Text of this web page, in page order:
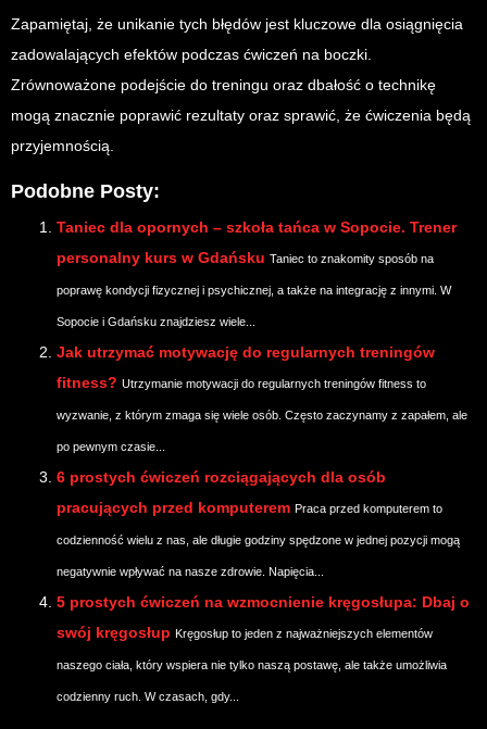
Zapamiętaj, że unikanie tych błędów jest kluczowe dla osiągnięcia
zadowalających efektów podczas ćwiczeń na boczki.
Zrównoważone podejście do treningu oraz dbałość o technikę
mogą znacznie poprawić rezultaty oraz sprawić, że ćwiczenia będą
przyjemnością.
Podobne Posty:
Taniec dla opornych – szkoła tańca w Sopocie. Trener
personalny kurs w Gdańsku Taniec to znakomity sposób na
poprawę kondycji fizycznej i psychicznej, a także na integrację z innymi. W
Sopocie i Gdańsku znajdziesz wiele...
Jak utrzymać motywację do regularnych treningów
fitness? Utrzymanie motywacji do regularnych treningów fitness to
wyzwanie, z którym zmaga się wiele osób. Często zaczynamy z zapałem, ale
po pewnym czasie...
6 prostych ćwiczeń rozciągających dla osób
pracujących przed komputerem Praca przed komputerem to
codzienność wielu z nas, ale długie godziny spędzone w jednej pozycji mogą
negatywnie wpływać na nasze zdrowie. Napięcia...
5 prostych ćwiczeń na wzmocnienie kręgosłupa: Dbaj o
swój kręgosłup Kręgosłup to jeden z najważniejszych elementów
naszego ciała, który wspiera nie tylko naszą postawę, ale także umożliwia
codzienny ruch. W czasach, gdy...